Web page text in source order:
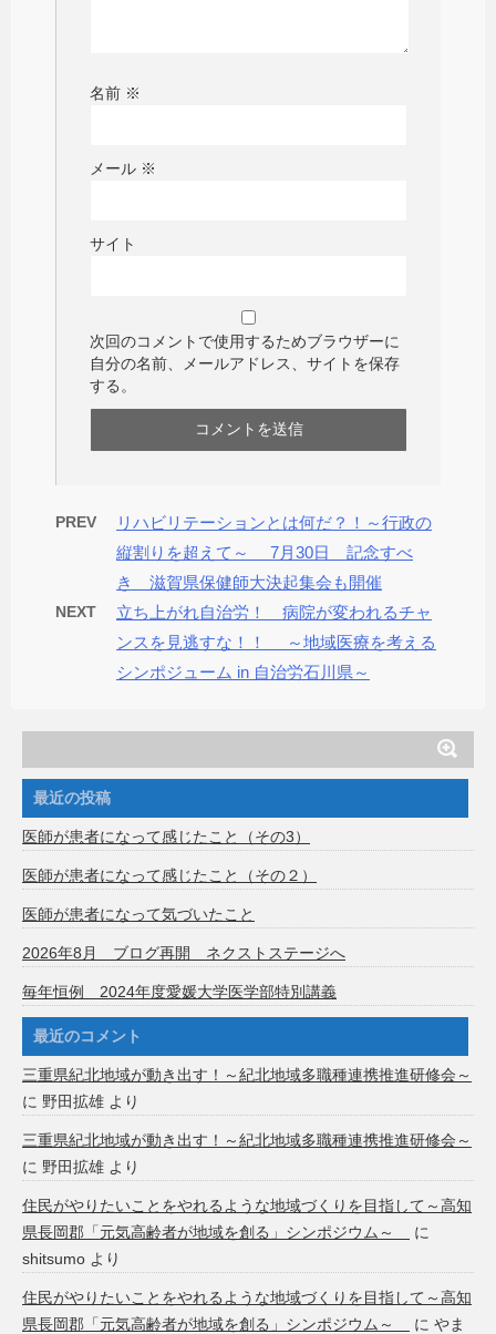
名前 ※
メール ※
サイト
次回のコメントで使用するためブラウザーに
自分の名前、メールアドレス、サイトを保存
する。
PREV
リハビリテーションとは何だ？！～行政の
縦割りを超えて～ 7月30日 記念すべ
き 滋賀県保健師大決起集会も開催
NEXT
立ち上がれ自治労！ 病院が変われるチャ
ンスを見逃すな！！ ～地域医療を考える
シンポジューム in 自治労石川県～
最近の投稿
医師が患者になって感じたこと（その3）
医師が患者になって感じたこと（その２）
医師が患者になって気づいたこと
2026年8月 ブログ再開 ネクストステージへ
毎年恒例 2024年度愛媛大学医学部特別講義
最近のコメント
三重県紀北地域が動き出す！～紀北地域多職種連携推進研修会～
に 野田拡雄 より
三重県紀北地域が動き出す！～紀北地域多職種連携推進研修会～
に 野田拡雄 より
住民がやりたいことをやれるような地域づくりを目指して～高知
県長岡郡「元気高齢者が地域を創る」シンポジウム～
に
shitsumo より
住民がやりたいことをやれるような地域づくりを目指して～高知
県長岡郡「元気高齢者が地域を創る」シンポジウム～
に やま